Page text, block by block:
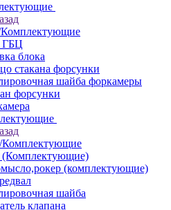
ГБЦ
блока
стакана форсунки
шайба форкамеры
форсунки
(комплектующие)
шайба
клапана